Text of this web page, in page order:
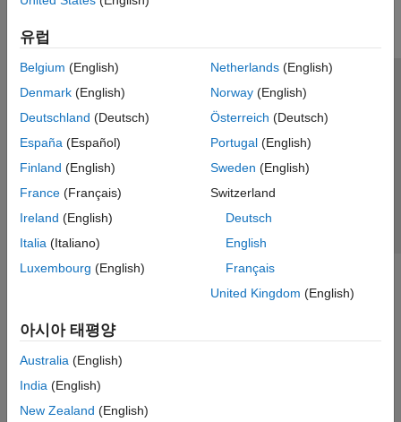
유럽
Belgium (English)
Denmark (English)
Deutschland (Deutsch)
España (Español)
Finland (English)
France (Français)
Ireland (English)
Italia (Italiano)
Luxembourg (English)
Netherlands(English)
Norway(English)
Österreich (Deutsch)
Portugal(English)
Sweden (English)
Switzerland
Deutsch
English
Français
United Kingdom (English)
아시아 태평양
Australia (English)
India (English)
New Zealand (English)
신뢰 센터 등록 상표 개인정보 취급방침
불법 복제 방지
애플리케이션 상태
© 1994-2026 The MathWorks, Inc.